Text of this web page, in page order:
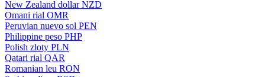
New Zealand dollar NZD
Omani rial OMR
Peruvian nuevo sol PEN
Philippine peso PHP
Polish zloty PLN
Qatari rial QAR
Romanian leu RON